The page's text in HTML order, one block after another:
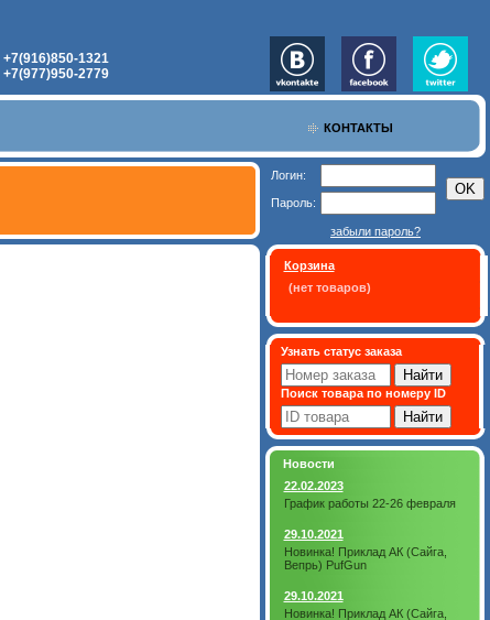
+7(916)850-1321
+7(977)950-2779
КОНТАКТЫ
Логин:
Пароль:
забыли пароль?
Корзина
(нет товаров)
Узнать статус заказа
Поиск товара по номеру ID
Новости
22.02.2023
График работы 22-26 февраля
29.10.2021
Новинка! Приклад АК (Сайга,
Вепрь) PufGun
29.10.2021
Новинка! Приклад АК (Сайга,